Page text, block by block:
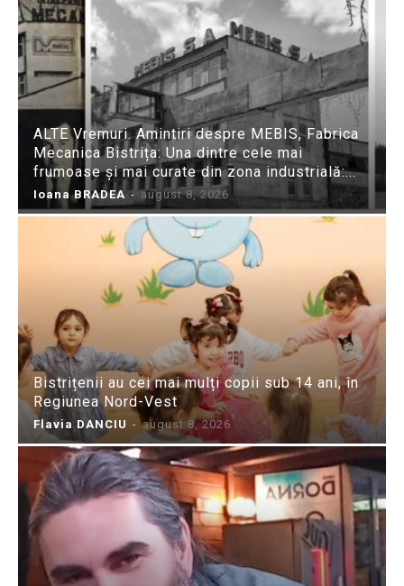
ALTE Vremuri. Amintiri despre MEBIS, Fabrica
Mecanica Bistrița: Una dintre cele mai
frumoase și mai curate din zona industrială:...
Ioana BRADEA - august 8, 2026
Bistrițenii au cei mai mulți copii sub 14 ani, în
Regiunea Nord-Vest
Flavia DANCIU - august 8, 2026